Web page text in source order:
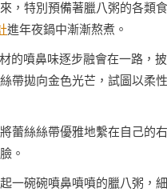
，特別預備著臘八粥的各類
進年夜鍋中漸漸熬煮。
的噴鼻味逐步融會在一路，
帶拋向金色光芒，試圖以柔
蕾絲絲帶優雅地繫在自己的
。
一碗碗噴鼻噴噴的臘八粥，